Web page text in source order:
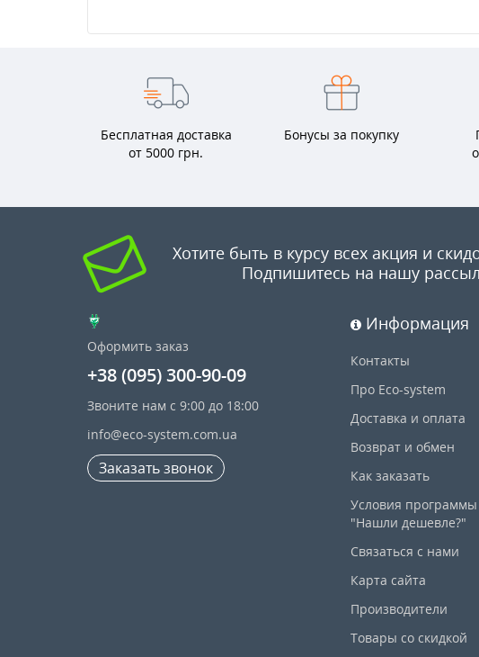
Бесплатная доставка
от 5000 грн.
Бонусы за покупку
Хотите быть в курсу всех акция и
Подпишитесь на нашу
Оформить заказ
+38 (095) 300-90-09
Звоните нам с 9:00 до 18:00
info@eco-system.com.ua
Заказать звонок
Информация
Контакты
Про Eco-system
Доставка и оплата
Возврат и обмен
Как заказать
Условия программы
"Нашли дешевле?"
Связаться с нами
Карта сайта
Производители
Товары со скидкой